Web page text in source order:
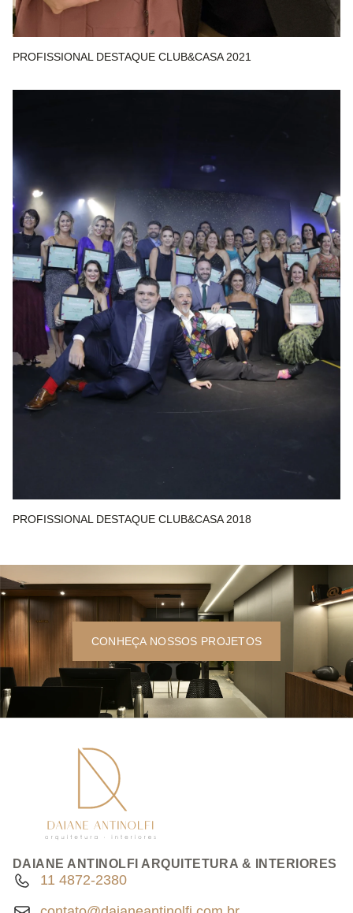
PROFISSIONAL DESTAQUE CLUB&CASA 2021
PROFISSIONAL DESTAQUE CLUB&CASA 2018
CONHEÇA NOSSOS PROJETOS
DAIANE ANTINOLFI ARQUITETURA & INTERIORES
11 4872-2380